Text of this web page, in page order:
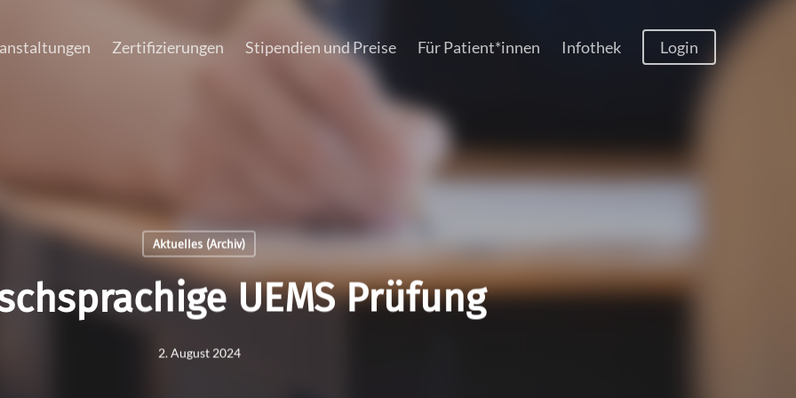
Zertifizierungen Stipendien und Preise Für Patient*innen Infothek Login
Aktuelles (Archiv)
UEMS Prüfung
2. August 2024
Menu